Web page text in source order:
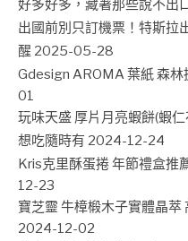
好多好多，藏著那些說不出
出國前別只訂機票！特斯拉
醒 2025-05-28
Gdesign AROMA 葉紙 森林
01
玩味天盛 厚片月亮蝦餅(蝦
想吃隨時有 2024-12-24
Kris克里酥蛋捲 年節禮盒推
12-23
寶芝靈 牛樟椴木子實體晶
2024-12-02